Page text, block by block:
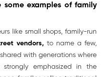
examples of family
like small shops, family-run
vendors, to name a few,
with generations where
emphasized in the